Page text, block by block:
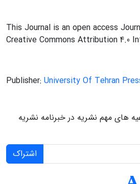
This Journal is an open access
Creative Commons Attribution 4.0
Publisher: University Of Tehran
های مهم نشریه در خبرنامه نشریه
اشتراک